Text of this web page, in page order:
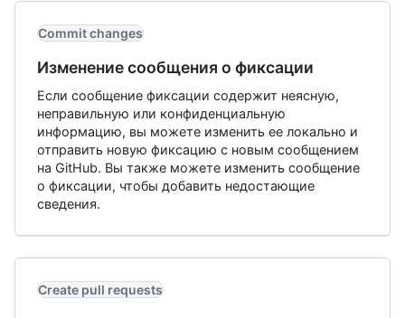
Commit changes
Изменение сообщения о фиксации
Если сообщение фиксации содержит неясную,
неправильную или конфиденциальную
информацию, вы можете изменить ее локально и
отправить новую фиксацию с новым сообщением
на GitHub. Вы также можете изменить сообщение
о фиксации, чтобы добавить недостающие
сведения.
Create pull requests